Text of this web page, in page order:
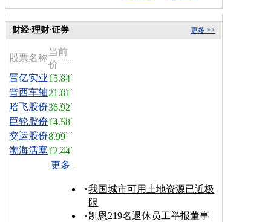
更多 >>
财经·理财·证券
股票名称
当前
价
晋亿实业15.84
晋西车轴21.81
哈飞股份36.92
巨轮股份14.58
交运股份8.99
渤海活塞12.44
更多
我国城市可用土地资源已近极
限
凯恩219名退休员工举报董事